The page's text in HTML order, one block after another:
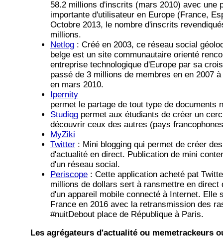
58.2 millions d'inscrits (mars 2010) avec une
importante d'utilisateur en Europe (France,
Octobre 2013, le nombre d'inscrits
millions.
Netlog : Créé en 2003, ce réseau social
belge est un site communautaire orienté
entreprise technologique d'Europe par sa
passé de 3 millions de membres en en 2007
en mars 2010.
Ipernity
permet le partage de tout type de documents
Studiqg permet aux étudiants de créer un
découvrir ceux des autres (pays
MyZiki
Twitter : Mini blogging qui permet de créer
d'actualité en direct. Publication de mini
d'un réseau social.
Periscope : Cette application acheté pat
millions de dollars sert à ransmettre en direct
d'un appareil mobile connecté à Internet. Elle
France en 2016 avec la retransmission des
#nuitDebout place de République à Paris.
Les agrégateurs d'actualité ou memetrackeurs